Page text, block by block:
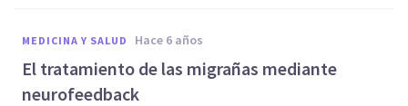
MEDICINA Y SALUD hace 6 años
El tratamiento de las migrañas mediante
neurofeedback